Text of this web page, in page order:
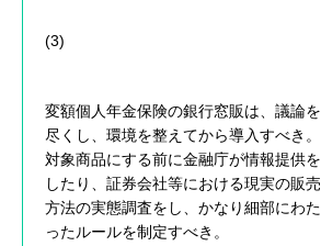
(3)
変額個人年金保険の銀行窓販は、議論を
尽くし、環境を整えてから導入すべき。
対象商品にする前に金融庁が情報提供を
したり、証券会社等における現実の販売
方法の実態調査をし、かなり細部にわた
ったルールを制定すべき。